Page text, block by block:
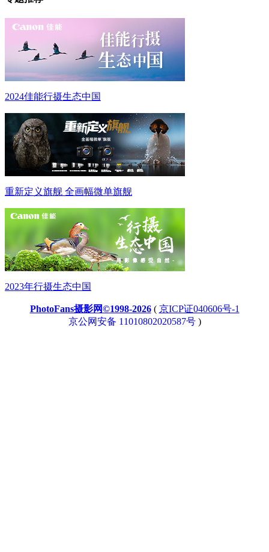
2024佳能行摄生态中国
重新定义旗舰 全画幅微单旗舰
2023年行摄生态中国
PhotoFans摄影网©1998-2026( 京ICP证040606号-1
京公网安备 11010802020587号)